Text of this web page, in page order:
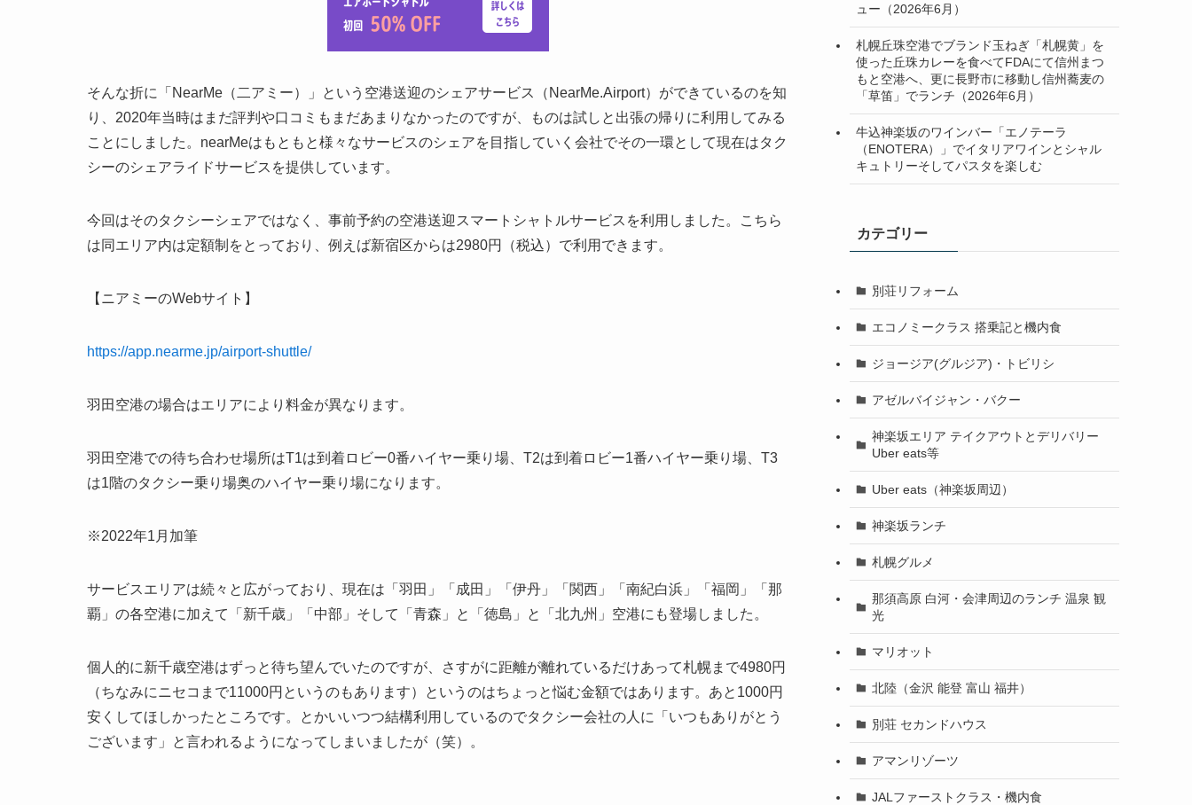
そんな折に「NearMe（二アミー）」という空港送迎のシェアサービス（NearMe.Airport）ができているのを知
り、2020年当時はまだ評判や口コミもまだあまりなかったのですが、ものは試しと出張の帰りに利用してみる
ことにしました。nearMeはもともと様々なサービスのシェアを目指していく会社でその一環として現在はタク
シーのシェアライドサービスを提供しています。
今回はそのタクシーシェアではなく、事前予約の空港送迎スマートシャトルサービスを利用しました。こちら
は同エリア内は定額制をとっており、例えば新宿区からは2980円（税込）で利用できます。
【ニアミーのWebサイト】
https://app.nearme.jp/airport-shuttle/
羽田空港の場合はエリアにより料金が異なります。
羽田空港での待ち合わせ場所はT1は到着ロビー0番ハイヤー乗り場、T2は到着ロビー1番ハイヤー乗り場、T3
は1階のタクシー乗り場奥のハイヤー乗り場になります。
※2022年1月加筆
サービスエリアは続々と広がっており、現在は「羽田」「成田」「伊丹」「関西」「南紀白浜」「福岡」「那
覇」の各空港に加えて「新千歳」「中部」そして「青森」と「徳島」と「北九州」空港にも登場しました。
個人的に新千歳空港はずっと待ち望んでいたのですが、さすがに距離が離れているだけあって札幌まで4980円
（ちなみにニセコまで11000円というのもあります）というのはちょっと悩む金額ではあります。あと1000円
安くしてほしかったところです。とかいいつつ結構利用しているのでタクシー会社の人に「いつもありがとう
ございます」と言われるようになってしまいましたが（笑）。
ュー（2026年6月）
札幌丘珠空港でブランド玉ねぎ「札幌黄」を
使った丘珠カレーを食べてFDAにて信州まつ
もと空港へ、更に長野市に移動し信州蕎麦の
「草笛」でランチ（2026年6月）
牛込神楽坂のワインバー「エノテーラ
（ENOTERA）」でイタリアワインとシャル
キュトリーそしてパスタを楽しむ
カテゴリー
別荘リフォーム
エコノミークラス 搭乗記と機内食
ジョージア(グルジア)・トビリシ
アゼルバイジャン・バクー
神楽坂エリア テイクアウトとデリバリー
Uber eats等
Uber eats（神楽坂周辺）
神楽坂ランチ
札幌グルメ
那須高原 白河・会津周辺のランチ 温泉 観
光
マリオット
北陸（金沢 能登 富山 福井）
別荘 セカンドハウス
アマンリゾーツ
JALファーストクラス・機内食